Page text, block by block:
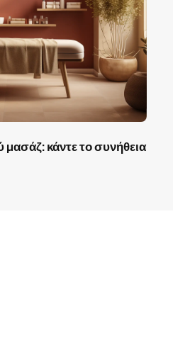
μασάζ: κάντε το συνήθεια